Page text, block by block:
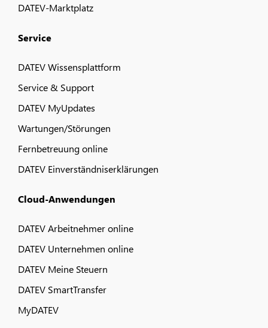
DATEV-Marktplatz
Service
DATEV Wissensplattform
Service & Support
DATEV MyUpdates
Wartungen/Störungen
Fernbetreuung online
DATEV Einverständniserklärungen
Cloud-Anwendungen
DATEV Arbeitnehmer online
DATEV Unternehmen online
DATEV Meine Steuern
DATEV SmartTransfer
MyDATEV